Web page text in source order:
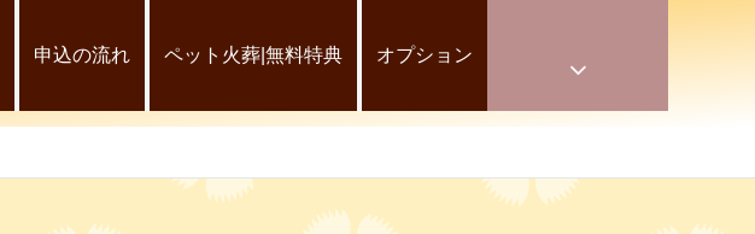
申込の流れ ペット火葬|無料特典 オプション